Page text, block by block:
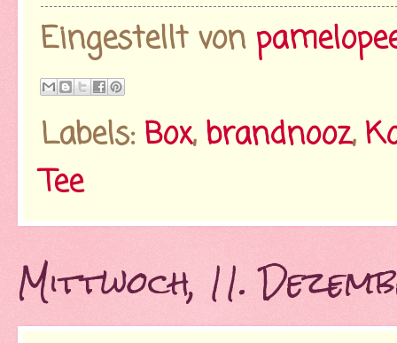
Eingestellt von
Labels: Box, brandnooz,
Tee
Mittwoch, 11.